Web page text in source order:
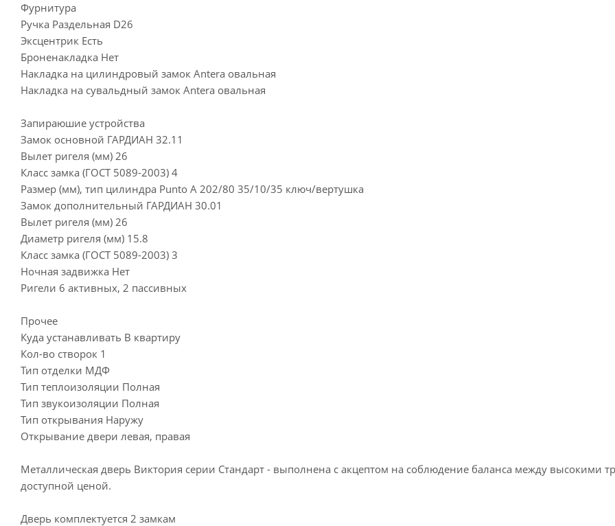
Фурнитура
Ручка Раздельная D26
Эксцентрик Есть
Броненакладка Нет
Накладка на цилиндровый замок Antera овальная
Накладка на сувальдный замок Antera овальная
Запираюшие устройства
Замок основной ГАРДИАН 32.11
Вылет ригеля (мм) 26
Класс замка (ГОСТ 5089-2003) 4
Размер (мм), тип цилиндра Punto A 202/80 35/10/35 ключ/вертушка
Замок дополнительный ГАРДИАН 30.01
Вылет ригеля (мм) 26
Диаметр ригеля (мм) 15.8
Класс замка (ГОСТ 5089-2003) 3
Ночная задвижка Нет
Ригели 6 активных, 2 пассивных
Прочее
Куда устанавливать В квартиру
Кол-во створок 1
Тип отделки МДФ
Тип теплоизоляции Полная
Тип звукоизоляции Полная
Тип открывания Наружу
Открывание двери левая, правая
Металлическая дверь Виктория серии Стандарт - выполнена с акцептом на соблюдение баланса между высокими
доступной ценой.
Дверь комплектуется 2 замкам